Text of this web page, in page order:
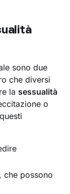
sono due
che diversi
la sessualità
o
, che possono